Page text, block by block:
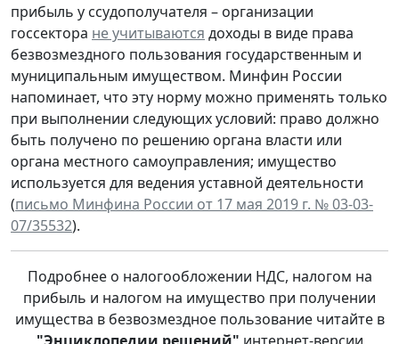
прибыль у ссудополучателя – организации
госсектора не учитываются доходы в виде права
безвозмездного пользования государственным и
муниципальным имуществом. Минфин России
напоминает, что эту норму можно применять только
при выполнении следующих условий: право должно
быть получено по решению органа власти или
органа местного самоуправления; имущество
используется для ведения уставной деятельности
(письмо Минфина России от 17 мая 2019 г. № 03-03-
07/35532).
Подробнее о налогообложении НДС, налогом на
прибыль и налогом на имущество при получении
имущества в безвозмездное пользование читайте в